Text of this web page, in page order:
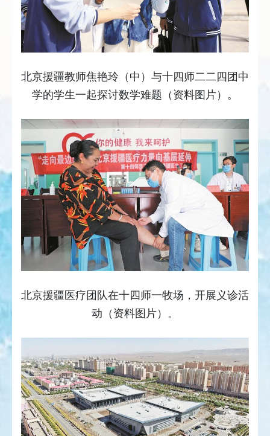
北京援疆教师焦艳玲（中）与十四师二二四团中
学的学生一起探讨数学难题（资料图片）。
北京援疆医疗团队在十四师一牧场，开展义诊活
动（资料图片）。